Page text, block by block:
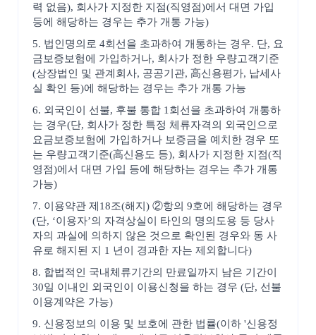
력 없음), 회사가 지정한 지점(직영점)에서 대면 가입
등에 해당하는 경우는 추가 개통 가능)
5. 법인명의로 4회선을 초과하여 개통하는 경우. 단, 요
금보증보험에 가입하거나, 회사가 정한 우량고객기준
(상장법인 및 관계회사, 공공기관, 高신용평가, 납세사
실 확인 등)에 해당하는 경우는 추가 개통 가능
6. 외국인이 선불, 후불 통합 1회선을 초과하여 개통하
는 경우(단, 회사가 정한 특정 체류자격의 외국인으로
요금보증보험에 가입하거나 보증금을 예치한 경우 또
는 우량고객기준(高신용도 등), 회사가 지정한 지점(직
영점)에서 대면 가입 등에 해당하는 경우는 추가 개통
가능)
7. 이용약관 제18조(해지) ②항의 9호에 해당하는 경우
(단, ‘이용자’의 자격상실이 타인의 명의도용 등 당사
자의 과실에 의하지 않은 것으로 확인된 경우와 동 사
유로 해지된 지 1 년이 경과한 자는 제외합니다)
8. 합법적인 국내체류기간의 만료일까지 남은 기간이
30일 이내인 외국인이 이용신청을 하는 경우 (단, 선불
이용계약은 가능)
9. 신용정보의 이용 및 보호에 관한 법률(이하 '신용정